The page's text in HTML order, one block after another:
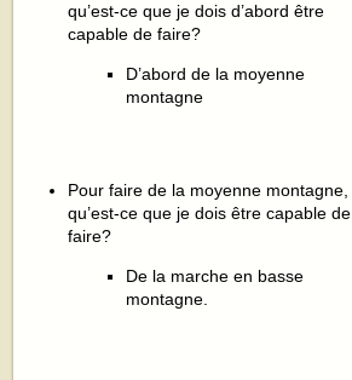
qu’est-ce que je dois d’abord être
capable de faire?
D’abord de la moyenne
montagne
Pour faire de la moyenne montagne,
qu’est-ce que je dois être capable de
faire?
De la marche en basse
montagne.